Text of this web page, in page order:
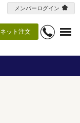
ネット注文
メンバーログイン